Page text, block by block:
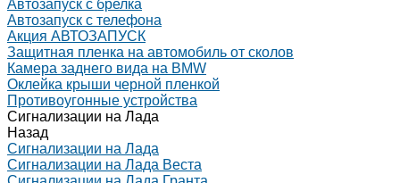
Автозапуск с брелка
Автозапуск с телефона
Акция АВТОЗАПУСК
Защитная пленка на автомобиль от сколов
Камера заднего вида на BMW
Оклейка крыши черной пленкой
Противоугонные устройства
Сигнализации на Лада
Назад
Сигнализации на Лада
Сигнализации на Лада Веста